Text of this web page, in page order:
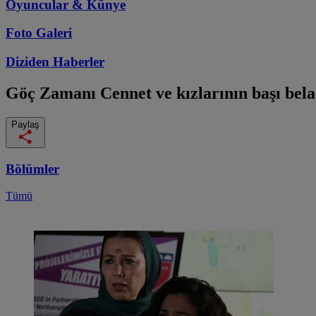
Oyuncular & Künye
Foto Galeri
Diziden Haberler
Göç Zamanı Cennet ve kızlarının başı
Paylaş
Bölümler
Tümü